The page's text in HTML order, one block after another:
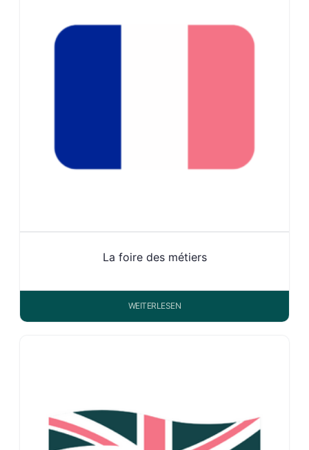
La foire des métiers
WEITERLESEN